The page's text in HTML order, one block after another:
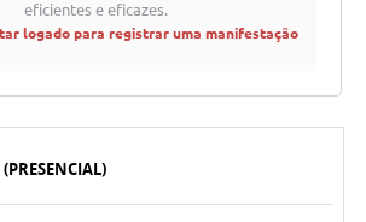
eficientes e eficazes.
logado para registrar uma manifestação